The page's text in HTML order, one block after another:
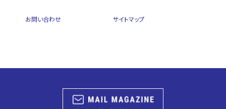
お問い合わせ サイトマップ